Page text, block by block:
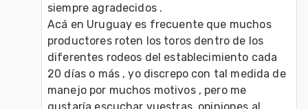
siempre agradecidos .
Acá en Uruguay es frecuente que muchos
productores roten los toros dentro de los
diferentes rodeos del establecimiento cada
20 días o más , yo discrepo con tal medida de
manejo por muchos motivos , pero me